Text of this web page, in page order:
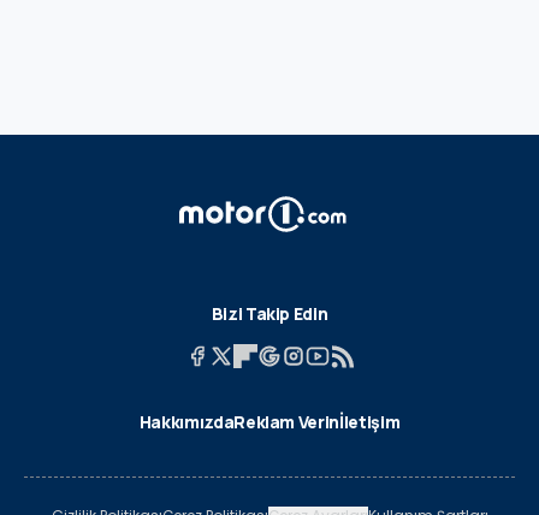
Bizi Takip Edin
HakkımızdaReklam Verinİletişim